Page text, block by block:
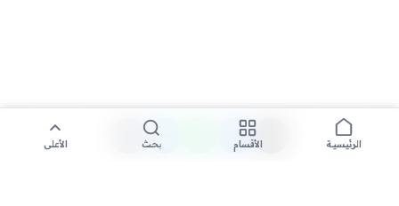
الرئيسية الأقسام بحث الأعلى